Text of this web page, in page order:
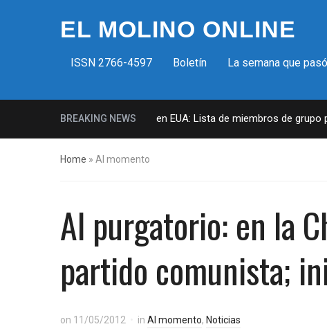
EL MOLINO ONLINE
ISSN 2766-4597 Boletín La semana que pasó
BREAKING NEWS
Milicias fascistas en EUA: Lista de miembros de grupo
Home » Al momento
Al purgatorio: en la
partido comunista;
on 11/05/2012 in Al momento, Noticias